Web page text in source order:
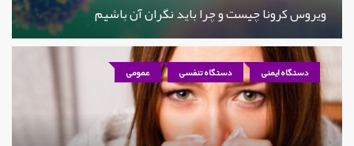
ویروس کرونا چیست و چرا باید نگران آن باشیم
دستگاه ایمنی دستگاه تنفسی عمومی